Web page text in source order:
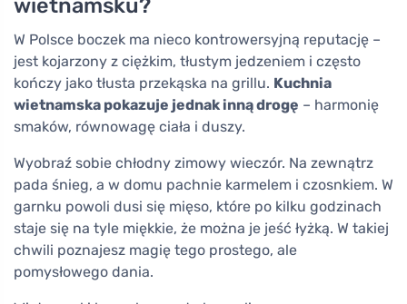
wietnamsku?
W Polsce boczek ma nieco kontrowersyjną reputację –
jest kojarzony z ciężkim, tłustym jedzeniem i często
kończy jako tłusta przekąska na grillu. Kuchnia
wietnamska pokazuje jednak inną drogę – harmonię
smaków, równowagę ciała i duszy.
Wyobraź sobie chłodny zimowy wieczór. Na zewnątrz
pada śnieg, a w domu pachnie karmelem i czosnkiem. W
garnku powoli dusi się mięso, które po kilku godzinach
staje się na tyle miękkie, że można je jeść łyżką. W takiej
chwili poznajesz magię tego prostego, ale
pomysłowego dania.